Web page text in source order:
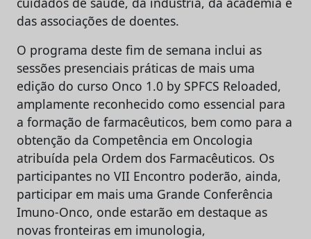
das associações de doentes.
O programa deste fim de semana inclui as
sessões presenciais práticas de mais uma
edição do curso Onco 1.0 by SPFCS Reloaded,
amplamente reconhecido como essencial para
a formação de farmacêuticos, bem como para a
obtenção da Competência em Oncologia
atribuída pela Ordem dos Farmacêuticos. Os
participantes no VII Encontro poderão, ainda,
participar em mais uma Grande Conferência
Imuno-Onco, onde estarão em destaque as
novas fronteiras em imunologia,